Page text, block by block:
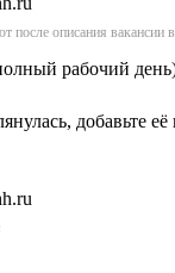
после описания вакансии
рабочий день),
добавьте